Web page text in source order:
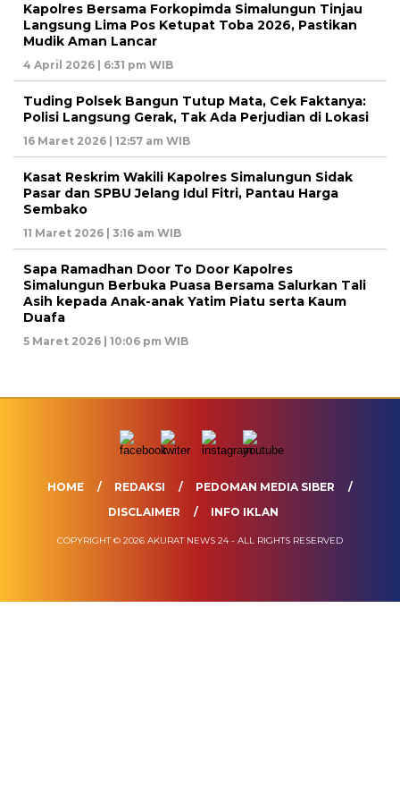
Kapolres Bersama Forkopimda Simalungun Tinjau
Langsung Lima Pos Ketupat Toba 2026, Pastikan
Mudik Aman Lancar
4 April 2026 | 6:31 pm WIB
Tuding Polsek Bangun Tutup Mata, Cek Faktanya:
Polisi Langsung Gerak, Tak Ada Perjudian di Lokasi
16 Maret 2026 | 12:57 am WIB
Kasat Reskrim Wakili Kapolres Simalungun Sidak
Pasar dan SPBU Jelang Idul Fitri, Pantau Harga
Sembako
11 Maret 2026 | 3:16 am WIB
Sapa Ramadhan Door To Door Kapolres
Simalungun Berbuka Puasa Bersama Salurkan Tali
Asih kepada Anak-anak Yatim Piatu serta Kaum
Duafa
5 Maret 2026 | 10:06 pm WIB
HOME REDAKSI
PEDOMAN MEDIA SIBER
DISCLAIMER
INFO IKLAN
COPYRIGHT © 2026 AKURAT NEWS 24 - ALL RIGHTS RESERVED